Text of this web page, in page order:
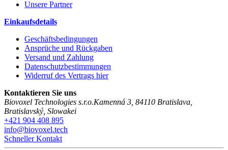
Unsere Partner
Einkaufsdetails
Geschäftsbedingungen
Ansprüche und Rückgaben
Versand und Zahlung
Datenschutzbestimmungen
Widerruf des Vertrags hier
Kontaktieren Sie uns
Biovoxel Technologies s.r.o.Kamenná 3 84110 Bratislava
Bratislavský Slowakei
+421 904 408 895
info@biovoxel.tech
Schneller Kontakt